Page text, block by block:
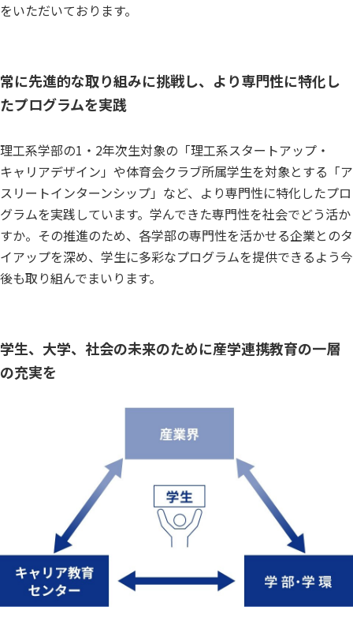
をいただいております。
常に先進的な取り組みに挑戦し、より専門性に特化し
たプログラムを実践
理工系学部の1・2年次生対象の「理工系スタートアップ・
キャリアデザイン」や体育会クラブ所属学生を対象とする「ア
スリートインターンシップ」など、より専門性に特化したプロ
グラムを実践しています。学んできた専門性を社会でどう活か
すか。その推進のため、各学部の専門性を活かせる企業とのタ
イアップを深め、学生に多彩なプログラムを提供できるよう今
後も取り組んでまいります。
学生、大学、社会の未来のために産学連携教育の一層
の充実を